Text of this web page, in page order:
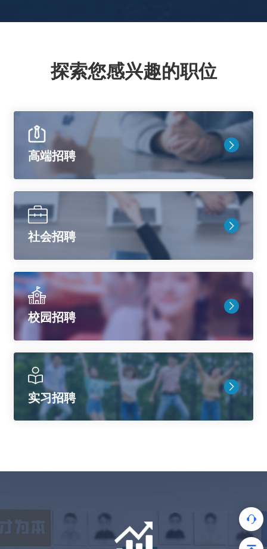
探索您感兴趣的职位
高端招聘
社会招聘
校园招聘
实习招聘